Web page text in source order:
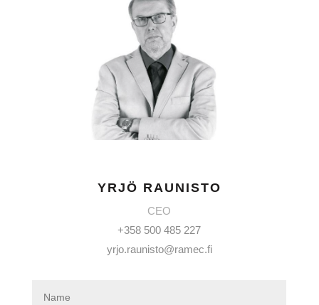
YRJÖ RAUNISTO
CEO
+358 500 485 227
yrjo.raunisto@ramec.fi